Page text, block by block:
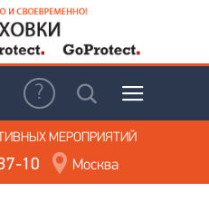
МЕРОПРИЯТИЙ
10 Москва